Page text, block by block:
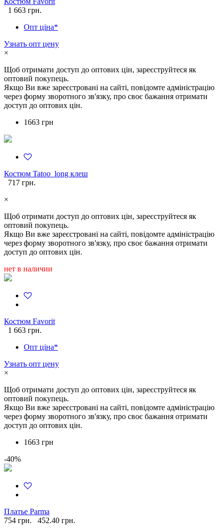
1 663 грн.
Опт ціна*
Узнать опт цену
×
Щоб отримати доступ до оптових цін, зареєструйтеся як
оптовий покупець.
Якщо Ви вже зареєстровані на сайті, повідомте адміністрацію
через форму зворотного зв'язку, про своє бажання отримати
доступ до оптових цін.
1663 грн
Костюм Tatoo_long клеш
717 грн.
×
Щоб отримати доступ до оптових цін, зареєструйтеся як
оптовий покупець.
Якщо Ви вже зареєстровані на сайті, повідомте адміністрацію
через форму зворотного зв'язку, про своє бажання отримати
доступ до оптових цін.
нет в наличии
Костюм Favorit
1 663 грн.
Опт ціна*
Узнать опт цену
×
Щоб отримати доступ до оптових цін, зареєструйтеся як
оптовий покупець.
Якщо Ви вже зареєстровані на сайті, повідомте адміністрацію
через форму зворотного зв'язку, про своє бажання отримати
доступ до оптових цін.
1663 грн
-40%
Платье Parma
754 грн.
452.40 грн.